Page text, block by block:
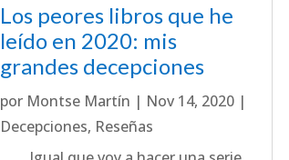
Los peores libros que he
leído en 2020: mis
grandes decepciones
por Montse Martín | Nov 14, 2020 |
Decepciones, Reseñas